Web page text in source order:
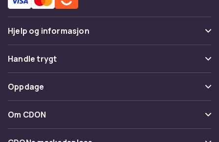
hverdag. Med koseklær
Kjøp på CDON
Utforskgensere og kofterogdameklær. Trygt
kjøp.
Hjelp og informasjon
Vanlige spørsmål
Spor pakke
Angre & returner her
Kontakt oss
Handle trygt
Betaling
Levering
Oppdage
Kategorier
Varemerker
Om CDON
Om oss